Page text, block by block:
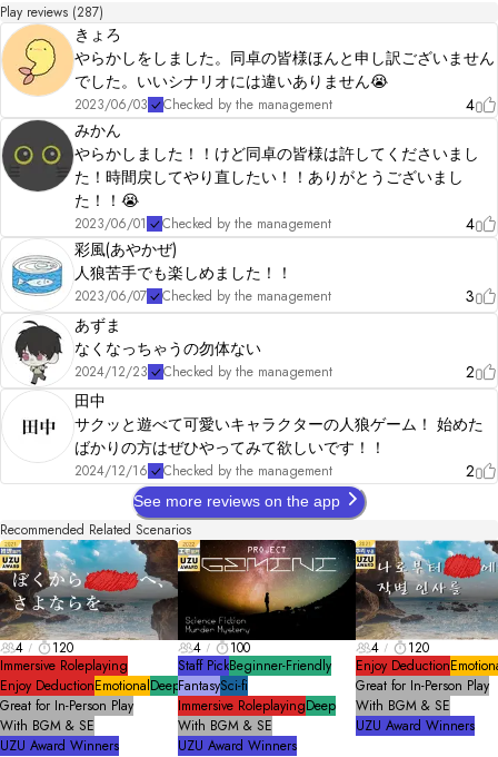
Play reviews (287)
きょろ
やらかしをしました。同卓の皆様ほんと申し訳ございません
でした。いいシナリオには違いありません😭
2023/06/03 Checked by the management
4
みかん
やらかしました！！けど同卓の皆様は許してくださいまし
た！時間戻してやり直したい！！ありがとうございまし
た！！😭
2023/06/01 Checked by the management
4
彩風(あやかぜ)
人狼苦手でも楽しめました！！
2023/06/07 Checked by the management
3
あずま
なくなっちゃうの勿体ない
2024/12/23 Checked by the management
2
田中
サクッと遊べて可愛いキャラクターの人狼ゲーム！ 始めた
ばかりの方はぜひやってみて欲しいです！！
2024/12/16 Checked by the management 2
See more reviews on the app
Recommended Related Scenarios
4
120
Immersive Roleplaying
Enjoy DeductionEmotionalDeep
Great for In-Person Play
With BGM & SE
UZU Award Winners
4
100
Staff PickBeginner-Friendly
FantasySci-fi
Immersive RoleplayingDeep
With BGM & SE
UZU Award Winners
4
120
Enjoy Deduction
Great for In-Person Play
With BGM & SE
UZU Award Winners